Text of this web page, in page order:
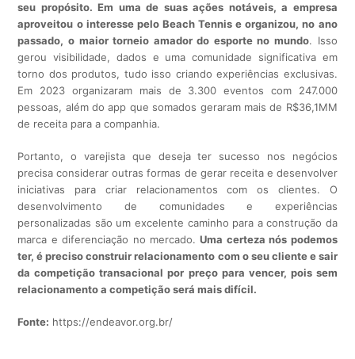
seu propósito. Em uma de suas ações notáveis, a empresa
aproveitou o interesse pelo Beach Tennis e organizou, no ano
passado, o maior torneio amador do esporte no mundo. Isso
gerou visibilidade, dados e uma comunidade significativa em
torno dos produtos, tudo isso criando experiências exclusivas.
Em 2023 organizaram mais de 3.300 eventos com 247.000
pessoas, além do app que somados geraram mais de R$36,1MM
de receita para a companhia.
Portanto, o varejista que deseja ter sucesso nos negócios
precisa considerar outras formas de gerar receita e desenvolver
iniciativas para criar relacionamentos com os clientes. O
desenvolvimento de comunidades e experiências
personalizadas são um excelente caminho para a construção da
marca e diferenciação no mercado.Uma certeza nós podemos
ter, é preciso construir relacionamento com o seu cliente e sair
da competição transacional por preço para vencer, pois sem
relacionamento a competição será mais difícil.
Fonte: https://endeavor.org.br/